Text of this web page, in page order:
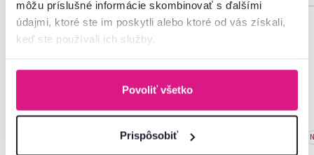
môžu príslušné informácie skombinovať s ďalšími
údajmi, ktoré ste im poskytli alebo ktoré od vás získali,
keď ste používali ich služby.
Povoliť všetko
Prispôsobiť
Často kupované spolu
Novinka